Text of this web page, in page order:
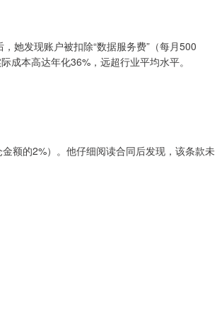
她发现账户被扣除“数据服务费”（每月500
成本高达年化36%，远超行业平均水平。
额的2%）。他仔细阅读合同后发现，该条款未